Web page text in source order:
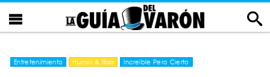
Entretenimiento Humor & Risa Increíble Pero Cierto